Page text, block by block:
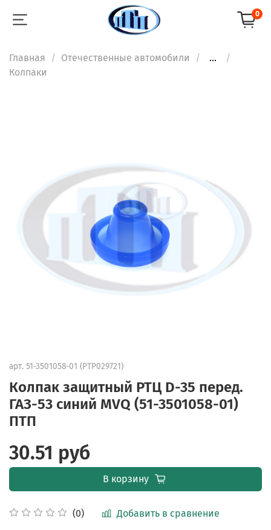
0
Главная Отечественные автомобили
...
Колпаки
арт. 51-3501058-01 (PTP029721)
Колпак защитный РТЦ D-35 перед.
ГАЗ-53 синий MVQ (51-3501058-01)
ПТП
(0) Добавить в сравнение
30.51 руб
В корзину